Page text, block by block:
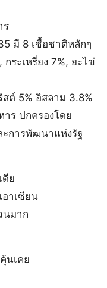
ร
มี 8 เชื้อชาติหลักๆ
ระเหรี่ยง 7%, ยะไข่
ต์ 5% อิสลาม 3.8%
าร ปกครองโดย
การพัฒนาแห่งรัฐ
ดีย
าเซียน
นมาก
นเคย